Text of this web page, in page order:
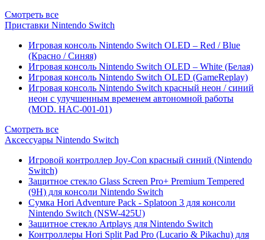
Смотреть все
Приставки Nintendo Switch
Игровая консоль Nintendo Switch OLED – Red / Blue
(Красно / Синяя)
Игровая консоль Nintendo Switch OLED – White (Белая)
Игровая консоль Nintendo Switch OLED (GameReplay)
Игровая консоль Nintendo Switch красный неон / синий
неон с улучшенным временем автономной работы
(MOD. HAC-001-01)
Смотреть все
Аксессуары Nintendo Switch
Игровой контроллер Joy-Con красный синий (Nintendo
Switch)
Защитное стекло Glass Screen Pro+ Premium Tempered
(9H) для консоли Nintendo Switch
Сумка Hori Adventure Pack - Splatoon 3 для консоли
Nintendo Switch (NSW-425U)
Защитное стекло Artplays для Nintendo Switch
Контроллеры Hori Split Pad Pro (Lucario & Pikachu) для